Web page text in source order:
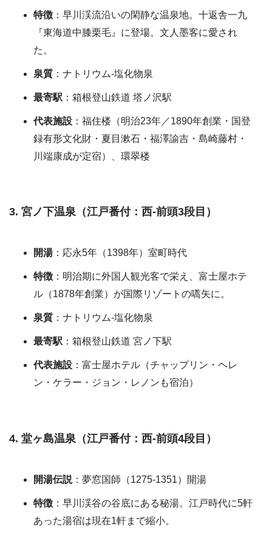
特徴 ：早川渓流沿いの閑静な温泉地。十返舎一九
『東海道中膝栗毛』に登場。文人墨客に愛され
た。
泉質 ：ナトリウム-塩化物泉
最寄駅 ：箱根登山鉄道 塔ノ沢駅
代表施設 ：福住楼（明治23年／1890年創業・国登
録有形文化財・夏目漱石・福澤諭吉・島崎藤村・
川端康成が定宿）、環翠楼
3. 宮ノ下温泉（江戸番付：西-前頭3段目）
開湯：応永5年（1398年）室町時代
特徴 ：明治期に外国人観光客で栄え、富士屋ホテ
ル（1878年創業）が国際リゾートの嚆矢に。
泉質 ：ナトリウム-塩化物泉
最寄駅 ：箱根登山鉄道 宮ノ下駅
代表施設 ：富士屋ホテル（チャップリン・ヘレ
ン・ケラー・ジョン・レノンも宿泊）
4. 堂ヶ島温泉（江戸番付：西-前頭4段目）
開湯伝説：夢窓国師（1275-1351）開湯
特徴 ：早川渓谷の谷底にある秘湯。江戸時代に5軒
あった湯宿は現在1軒まで縮小。